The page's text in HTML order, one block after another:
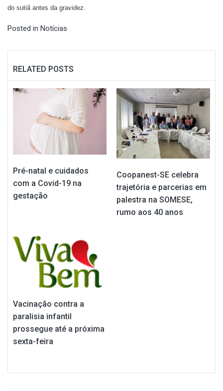
do sutiã antes da gravidez.
Posted in Notícias
RELATED POSTS
Pré-natal e cuidados
com a Covid-19 na
gestação
Coopanest-SE celebra
trajetória e parcerias em
palestra na SOMESE,
rumo aos 40 anos
Vacinação contra a
paralisia infantil
prossegue até a próxima
sexta-feira